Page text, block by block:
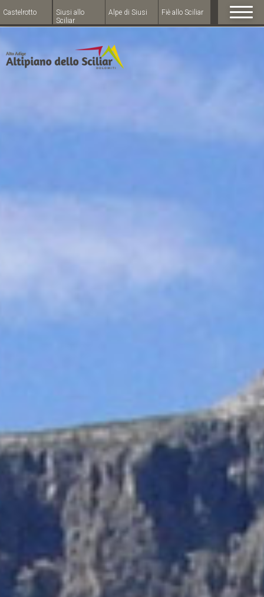
Castelrotto
Siusi allo
Sciliar
Alpe di Siusi Fiè allo Sciliar